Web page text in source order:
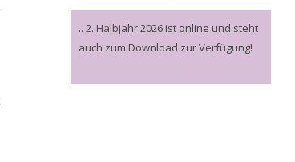
.. 2. Halbjahr 2026 ist online und steht
auch zum Download zur Verfügung!